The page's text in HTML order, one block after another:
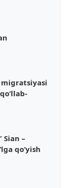
migratsiyasi
Sian –
qo‘yish